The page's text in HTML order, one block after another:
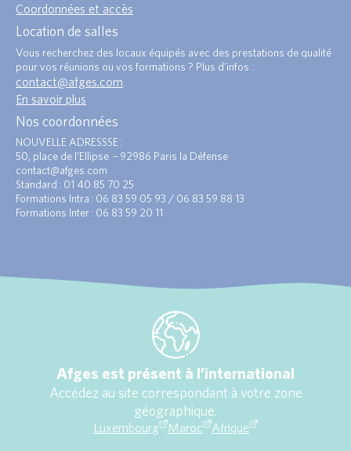
Coordonnées et accès
Location de salles
Vous recherchez des locaux équipés avec des prestations de qualité
pour vos réunions ou vos formations ? Plus d’infos :
contact@afges.com
En savoir plus
Nos coordonnées
NOUVELLE ADRESSSE :
50, place de l’Ellipse – 92986 Paris la Défense
contact@afges.com
Standard : 01 40 85 70 25
Formations Intra : 06 83 59 05 93 / 06 83 59 88 13
Formations Inter : 06 83 59 20 11
Afges est présent à l’international
Accédez au site correspondant à votre zone
géographique.
Luxembourg Maroc Afrique